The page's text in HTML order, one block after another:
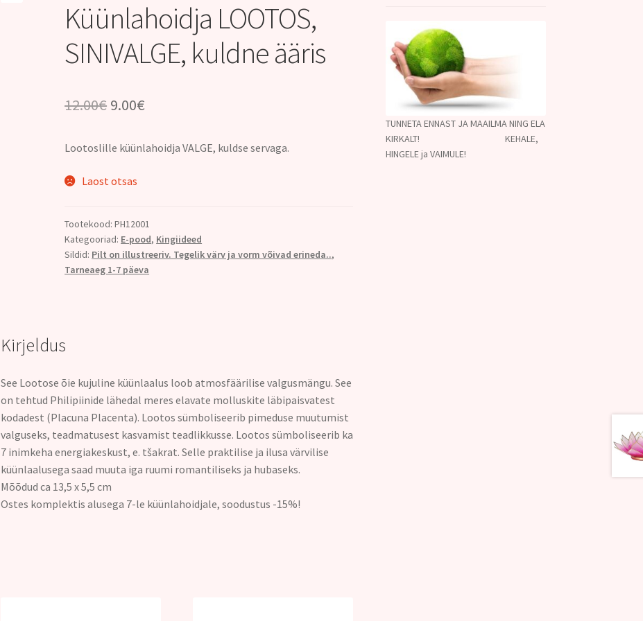
Küünlahoidja LOOTOS,
SINIVALGE, kuldne ääris
12.00€ Algne
oli:
12.00€.
9.00€
on:
Lootoslille küünlahoidja VALGE, kuldse servaga.
Laost otsas
Tootekood:PH12001
Kategooriad: E-pood, Kingiideed
Sildid: Pilt on illustreeriv. Tegelik värv ja vorm võivad erineda..,
Tarneaeg 1-7 päeva
Kirjeldus
See Lootose õie kujuline küünlaalus loob atmosfäärilise valgusmängu. See
on tehtud Philipiinide lähedal meres elavate molluskite läbipaisvatest
kodadest (Placuna Placenta). Lootos sümboliseerib pimeduse muutumist
valguseks, teadmatusest kasvamist teadlikkusse. Lootos sümboliseerib ka
7 inimkeha energiakeskust, e. tšakrat. Selle praktilise ja ilusa värvilise
küünlaalusega saad muuta iga ruumi romantiliseks ja hubaseks.
Mõõdud ca 13,5 x 5,5 cm
Ostes komplektis alusega 7-le küünlahoidjale, soodustus -15%!
TUNNETA ENNAST JA MAAILMA NING ELA
KIRKALT! KEHALE,
HINGELE ja VAIMULE!